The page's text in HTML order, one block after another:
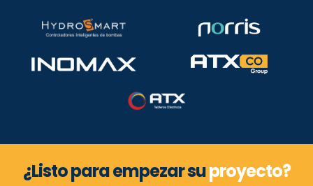
¿Listo para empezar suproyecto?